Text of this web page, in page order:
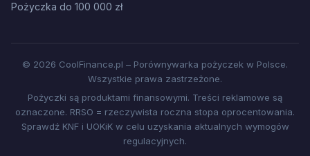
Pożyczka do 100 000 zł
© 2026 CoolFinance.pl – Porównywarka pożyczek w Polsce.
Wszystkie prawa zastrzeżone.
Pożyczki są produktami finansowymi. Treści reklamowe są
oznaczone. RRSO = rzeczywista roczna stopa oprocentowania.
Sprawdź KNF i UOKiK w celu uzyskania aktualnych wymogów
regulacyjnych.